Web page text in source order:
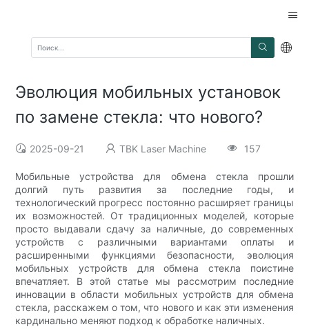
Эволюция мобильных установок
по замене стекла: что нового?
2025-09-21 TBK Laser Machine 157
Мобильные устройства для обмена стекла прошли
долгий путь развития за последние годы, и
технологический прогресс постоянно расширяет границы
их возможностей. От традиционных моделей, которые
просто выдавали сдачу за наличные, до современных
устройств с различными вариантами оплаты и
расширенными функциями безопасности, эволюция
мобильных устройств для обмена стекла поистине
впечатляет. В этой статье мы рассмотрим последние
инновации в области мобильных устройств для обмена
стекла, расскажем о том, что нового и как эти изменения
кардинально меняют подход к обработке наличных.